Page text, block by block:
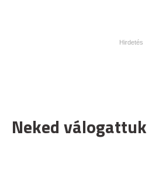
Neked válogattuk